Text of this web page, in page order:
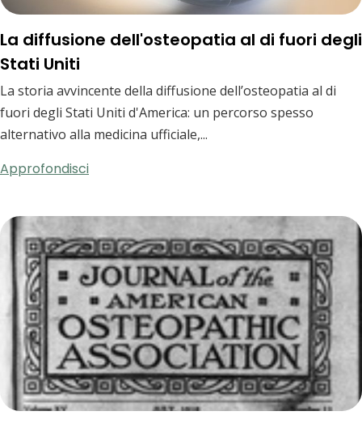
La diffusione dell'osteopatia al di fuori degli
Stati Uniti
La storia avvincente della diffusione dell’osteopatia al di
fuori degli Stati Uniti d'America: un percorso spesso
alternativo alla medicina ufficiale,...
Approfondisci